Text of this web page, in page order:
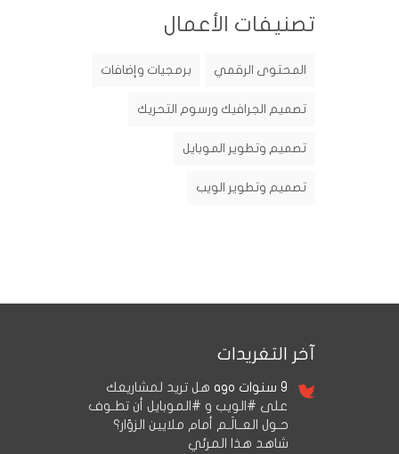
تصنيفات الأعمال
المحتوى الرقمي برمجيات وإضافات
تصميم الجرافيك ورسوم التحريك
تصميم وتطوير الموبايل
تصميم وتطوير الويب
آخر التغريدات
9 سنوات ago
هل تريد لمشاريعك
على #الويب و #الموبايل أن تطـوف
حـول العــالَـم أمام ملايين الزوّار؟
شاهد هذا المرئي